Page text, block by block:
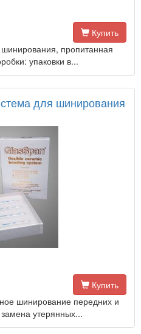
Купить
пропитанная
упаковки в...
для шинирования
Купить
шинирование передних и
утерянных...